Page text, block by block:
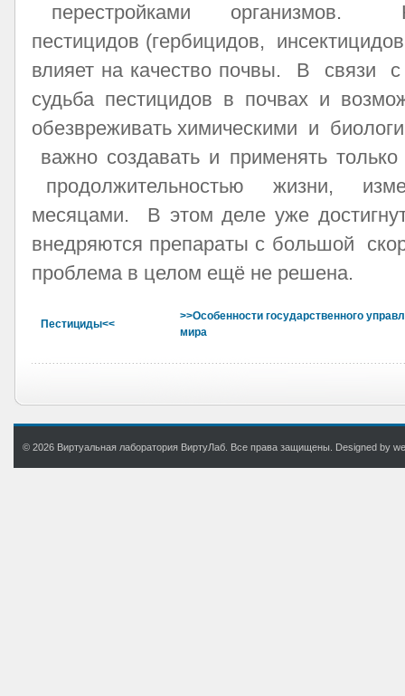
перестройками организмов.
пестицидов (гербицидов,
влияет на качество почвы. В связи
судьба пестицидов в почвах и
обезвреживать химическими и
важно создавать и применять
продолжительностью жизни,
месяцами. В этом деле уже
внедряются препараты с большой
проблема в целом ещё не решена.
Пестициды<<
>>Особенности государственного
мира
© 2026 Виртуальная лаборатория ВиртуЛаб. Все права защищены. Designed by